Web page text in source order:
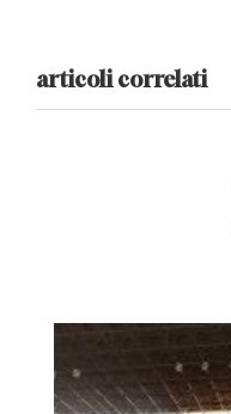
articoli correlati